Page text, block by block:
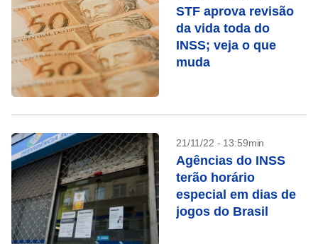
STF aprova revisão
da vida toda do
INSS; veja o que
muda
21/11/22 - 13:59min
Agências do INSS
terão horário
especial em dias de
jogos do Brasil